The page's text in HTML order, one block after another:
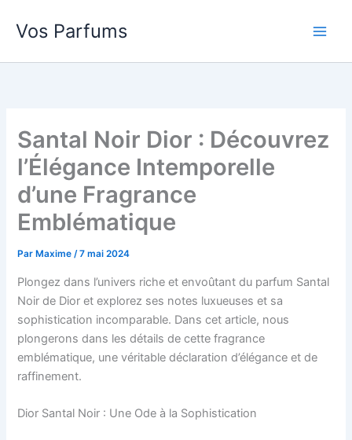
Vos Parfums
Santal Noir Dior : Découvrez
l’Élégance Intemporelle
d’une Fragrance
Emblématique
Par Maxime/7 mai 2024
Plongez dans l’univers riche et envoûtant du parfum Santal
Noir de Dior et explorez ses notes luxueuses et sa
sophistication incomparable. Dans cet article, nous
plongerons dans les détails de cette fragrance
emblématique, une véritable déclaration d’élégance et de
raffinement.
Dior Santal Noir : Une Ode à la Sophistication